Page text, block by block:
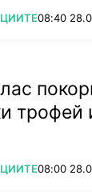
08:40
трофей
08:00